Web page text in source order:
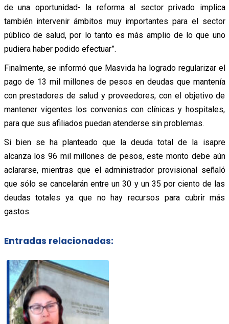
de una oportunidad- la reforma al sector privado implica
también intervenir ámbitos muy importantes para el sector
público de salud, por lo tanto es más amplio de lo que uno
pudiera haber podido efectuar”.
Finalmente, se informó que Masvida ha logrado regularizar el
pago de 13 mil millones de pesos en deudas que mantenía
con prestadores de salud y proveedores, con el objetivo de
mantener vigentes los convenios con clínicas y hospitales,
para que sus afiliados puedan atenderse sin problemas.
Si bien se ha planteado que la deuda total de la isapre
alcanza los 96 mil millones de pesos, este monto debe aún
aclararse, mientras que el administrador provisional señaló
que sólo se cancelarán entre un 30 y un 35 por ciento de las
deudas totales ya que no hay recursos para cubrir más
gastos.
Entradas relacionadas: